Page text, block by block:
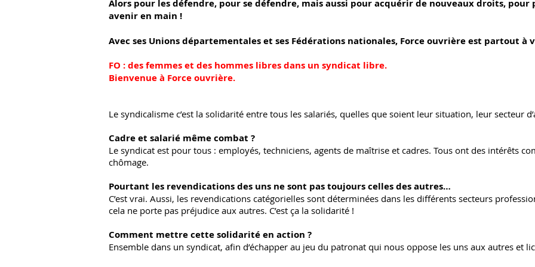
Alors pour les défendre, pour se défendre, mais aussi pour acquérir de nouveaux droits,
avenir en main !
Avec ses Unions départementales et ses Fédérations nationales, Force ouvrière est partout à
FO : des femmes et des hommes libres dans un syndicat libre.
Bienvenue à Force ouvrière.
Le syndicalisme c’est la solidarité entre tous les salariés, quelles que soient leur situation, leur secteur
Cadre et salarié même combat ?
Le syndicat est pour tous : employés, techniciens, agents de maîtrise et cadres. Tous ont des intérêts
chômage.
Pourtant les revendications des uns ne sont pas toujours celles des autres…
C’est vrai. Aussi, les revendications catégorielles sont déterminées dans les différents secteurs
cela ne porte pas préjudice aux autres. C’est ça la solidarité !
Comment mettre cette solidarité en action ?
Ensemble dans un syndicat, afin d’échapper au jeu du patronat qui nous oppose les uns aux autres et